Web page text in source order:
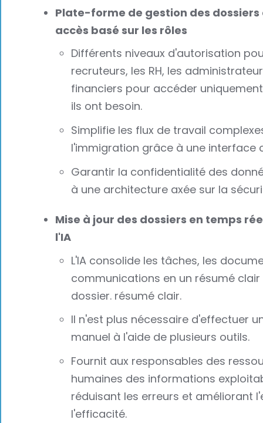
Plate-forme de gestion des dossiers
accès basé sur les rôles
Différents niveaux d'autorisation
recruteurs, les RH, les
financiers pour accéder
ils ont besoin.
Simplifie les flux de travail
l'immigration grâce à une interface
Garantir la confidentialité des
à une architecture axée sur la
Mise à jour des dossiers en temps
l'IA
L'IA consolide les tâches, les
communications en un résumé clair
dossier. résumé clair.
Il n'est plus nécessaire d'effectuer
manuel à l'aide de plusieurs outils.
Fournit aux responsables des
humaines des informations
réduisant les erreurs et améliorant
l'efficacité.